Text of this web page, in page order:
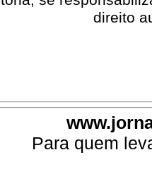
direito
Para quem